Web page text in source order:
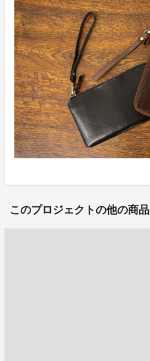
このプロジェクトの他の商品